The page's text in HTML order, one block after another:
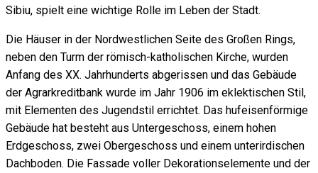
Sibiu, spielt eine wichtige Rolle im Leben der Stadt.
Die Häuser in der Nordwestlichen Seite des Großen Rings,
neben den Turm der römisch-katholischen Kirche, wurden
Anfang des XX. Jahrhunderts abgerissen und das Gebäude
der Agrarkreditbank wurde im Jahr 1906 im eklektischen Stil,
mit Elementen des Jugendstil errichtet. Das hufeisenförmige
Gebäude hat besteht aus Untergeschoss, einem hohen
Erdgeschoss, zwei Obergeschoss und einem unterirdischen
Dachboden. Die Fassade voller Dekorationselemente und der